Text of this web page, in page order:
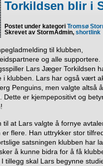
Torkildsen blir i
Postet under kategoriTromsø
Skrevet av StormAdmin,shortlink
til klubben,
og alle supportere.
Lars Jæger Torkildsen
i klubben. Lars har også vært
Penguins, men valgte altså
Dette er kjempepositivt og
til at Lars valgte å fornye
er flere. Han uttrykker stor
satsningen klubben har
å kunne bidra for å få
tillegg skal Lars begynne